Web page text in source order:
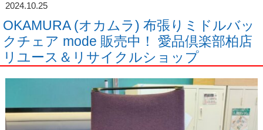
2024.10.25
OKAMURA (オカムラ) 布張りミドルバッ
クチェア mode 販売中！ 愛品倶楽部柏店
リユース＆リサイクルショップ